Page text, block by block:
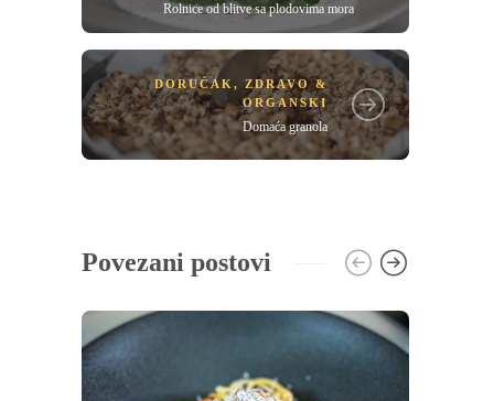
Rolnice od blitve sa plodovima mora
DORUČAK , ZDRAVO &
ORGANSKI
Domaća granola
Povezani postovi